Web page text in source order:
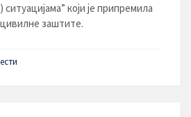
који је припремила
заштите.